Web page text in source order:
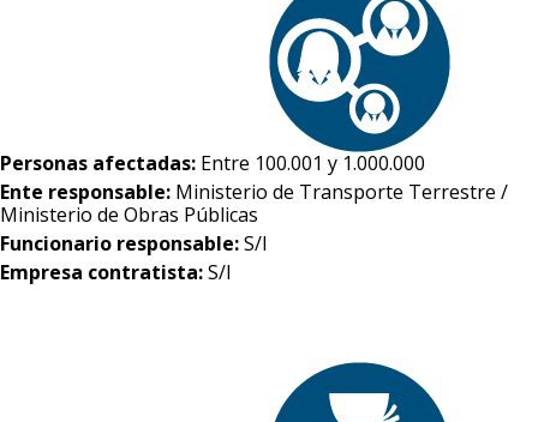
Personas afectadas: Entre 100.001 y 1.000.000
Ente responsable: Ministerio de Transporte Terrestre /
Ministerio de Obras Públicas
Funcionario responsable:S/I
Empresa contratista:S/I